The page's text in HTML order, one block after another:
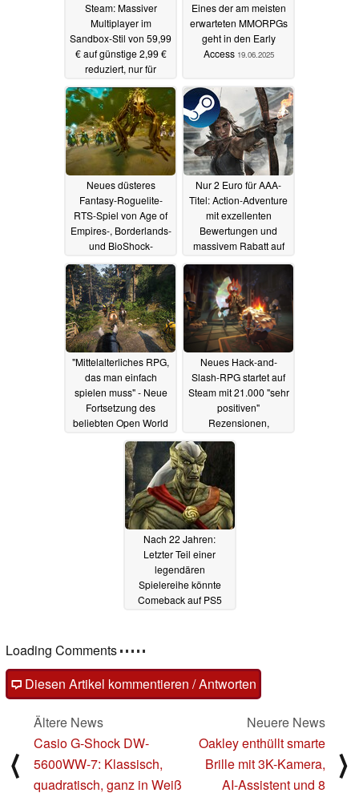
Steam: Massiver
Multiplayer im
Sandbox-Stil von 59,99
€ auf günstige 2,99 €
reduziert, nur für
20.06.2025
Eines der am meisten
erwarteten MMORPGs
geht in den Early
Access 19.06.2025
Neues düsteres
Fantasy-Roguelite-
RTS-Spiel von Age of
Empires-, Borderlands-
und BioShock-
Rabatt auf Steam
19.06.2025
Nur 2 Euro für AAA-
Titel: Action-Adventure
mit exzellenten
Bewertungen und
massivem Rabatt auf
19.06.2025
"Mittelalterliches RPG,
das man einfach
spielen muss" - Neue
Fortsetzung des
beliebten Open World
Rabatt auf Steam
19.06.2025
Neues Hack-and-
Slash-RPG startet auf
Steam mit 21.000 "sehr
positiven"
Rezensionen,
und 35% Launch-
Rabatt
Nach 22 Jahren:
Letzter Teil einer
legendären
Spielereihe könnte
Comeback auf PS5
Loading Comments
Diesen Artikel kommentieren / Antworten
⟨
Ältere News
Casio G-Shock DW-
5600WW-7: Klassisch,
quadratisch, ganz in Weiß
Neuere News
Oakley enthüllt smarte
Brille mit 3K-Kamera,
AI-Assistent und 8
⟩